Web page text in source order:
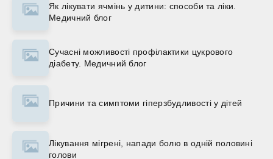
Як лікувати ячмінь у дитини: способи та ліки.
Медичний блог
Сучасні можливості профілактики цукрового
діабету. Медичний блог
Причини та симптоми гіперзбудливості у дітей
Лікування мігрені, напади болю в одній половині
голови